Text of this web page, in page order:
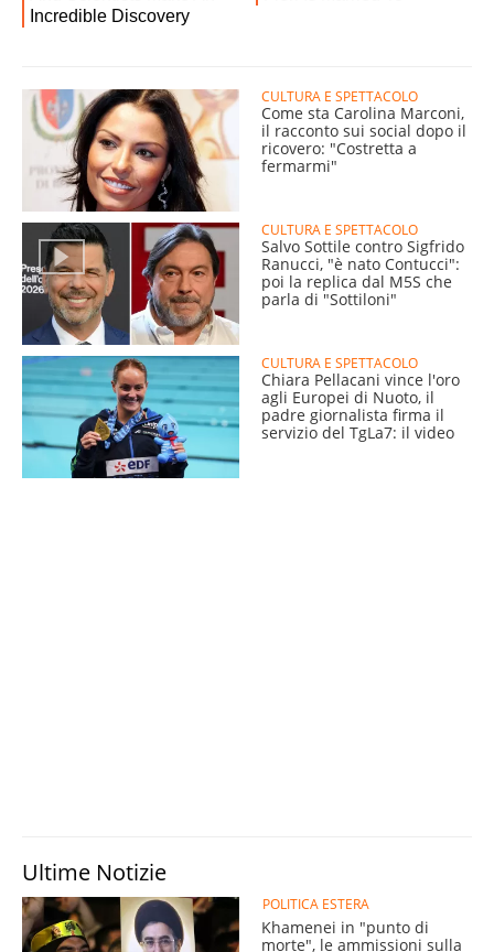
CULTURA E SPETTACOLO
Come sta Carolina Marconi,
il racconto sui social dopo il
ricovero: "Costretta a
fermarmi"
CULTURA E SPETTACOLO
Salvo Sottile contro Sigfrido
Ranucci, "è nato Contucci":
poi la replica dal M5S che
parla di "Sottiloni"
CULTURA E SPETTACOLO
Chiara Pellacani vince l'oro
agli Europei di Nuoto, il
padre giornalista firma il
servizio del TgLa7: il video
Ultime Notizie
POLITICA ESTERA
Khamenei in "punto di
morte", le ammissioni sulla